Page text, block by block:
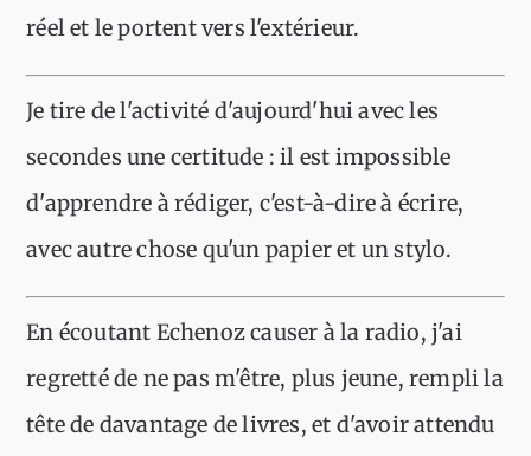
réel et le portent vers l'extérieur.
Je tire de l'activité d'aujourd'hui avec les
secondes une certitude : il est impossible
d'apprendre à rédiger, c'est-à-dire à écrire,
avec autre chose qu'un papier et un stylo.
En écoutant Echenoz causer à la radio, j'ai
regretté de ne pas m'être, plus jeune, rempli la
tête de davantage de livres, et d'avoir attendu